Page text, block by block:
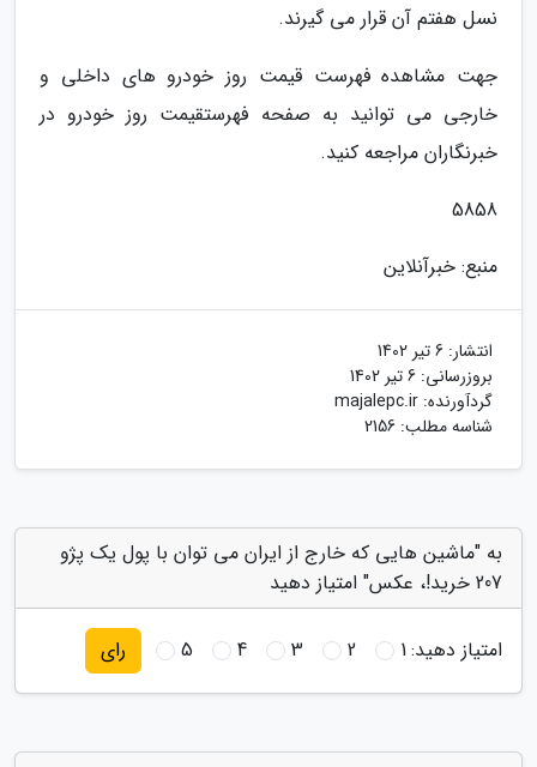
نسل هفتم آن قرار می گیرند.
جهت مشاهده فهرست قیمت روز خودرو های داخلی و
خارجی می توانید به صفحه فهرستقیمت روز خودرو در
خبرنگاران مراجعه کنید.
5858
منبع: خبرآنلاین
انتشار: 6 تیر 1402
بروزرسانی: 6 تیر 1402
گردآورنده: majalepc.ir
شناسه مطلب: 2156
به "ماشین هایی که خارج از ایران می توان با پول یک پژو
207 خرید!، عکس" امتیاز دهید
امتیاز دهید:1
2
3
4
5 رای